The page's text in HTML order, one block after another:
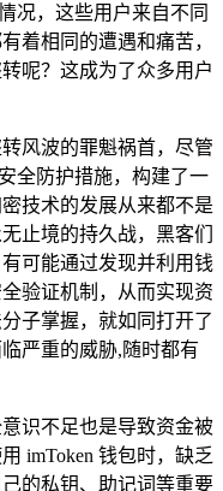
况，这些用户来自不同
着相同的遭遇和痛苦，
呢？这成为了众多用户
风波的罪魁祸首，尽管
全防护措施，构建了一
技术的发展从来都不是
止境的持久战，黑客们
可能通过发现并利用钱
验证机制，从而实现资
子掌握，就如同打开了
严重的威胁,随时都有
识不足也是导致资金被
imToken 钱包时，缺乏
的私钥、助记词等重要